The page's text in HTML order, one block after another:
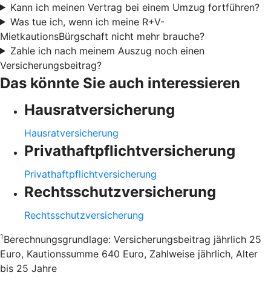
Kann ich meinen Vertrag bei einem Umzug fortführen?
Was tue ich, wenn ich meine R+V-
MietkautionsBürgschaft nicht mehr brauche?
Zahle ich nach meinem Auszug noch einen
Versicherungsbeitrag?
Das könnte Sie auch interessieren
Hausratversicherung
Hausratversicherung
Privathaftpflichtversicherung
Privathaftpflichtversicherung
Rechtsschutzversicherung
Rechtsschutzversicherung
1 Berechnungsgrundlage: Versicherungsbeitrag jährlich 25
Euro, Kautionssumme 640 Euro, Zahlweise jährlich, Alter
bis 25 Jahre